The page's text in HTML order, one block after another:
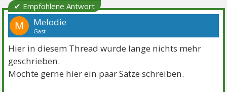
✔ Empfohlene Antwort
M Melodie
Gast
Hier in diesem Thread wurde lange nichts mehr
geschrieben.
Möchte gerne hier ein paar Sätze schreiben.